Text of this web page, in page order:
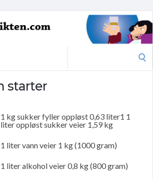
starter
1 kg sukker fyller oppløst 0,63 liter1 1
liter oppløst sukker veier 1,59 kg
1 liter vann veier 1 kg (1000 gram)
1 liter alkohol veier 0,8 kg (800 gram)